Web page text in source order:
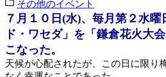
その他のイベント
７月１０日(水)、毎月第２水曜
ド・ワセダ」を「鎌倉花火大
こなった。
天候が心配されたが、この日に限り